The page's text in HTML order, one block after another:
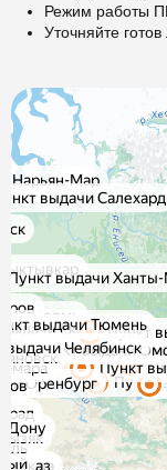
Режим работы
Уточняйте